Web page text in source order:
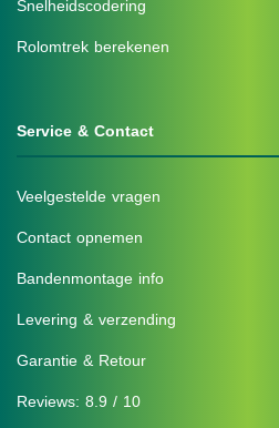
Snelheidscodering
Rolomtrek berekenen
Service & Contact
Veelgestelde vragen
Contact opnemen
Bandenmontage info
Levering & verzending
Garantie & Retour
Reviews: 8.9 / 10